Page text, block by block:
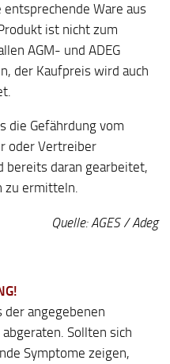
Ware aus
ist nicht zum
AGM- und ADEG
der Kaufpreis wird auch
die Gefährdung vom
oder Vertreiber
bereits daran gearbeitet,
zu ermitteln.
Quelle: AGES / Adeg
der angegebenen
Sollten sich
Symptome zeigen,